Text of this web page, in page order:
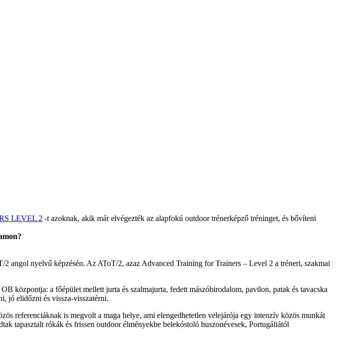
LEVEL 2 -t azoknak, akik már elvégezték az alapfokú outdoor trénerképző tréninget, és bővíteni
angol nyelvű képzésén. Az AToT/2, azaz Advanced Training for Trainers – Level 2 a tréneri, szakmai
központja: a főépület mellett jurta és szalmajurta, fedett mászóbirodalom, pavilon, patak és tavacska
jó elidőzni és vissza-visszatérni.
referenciáknak is megvolt a maga helye, ami elengedhetetlen velejárója egy intenzív közös munkát
tapasztalt rókák és frissen outdoor élményekbe belekóstoló huszonévesek, Portugáliától